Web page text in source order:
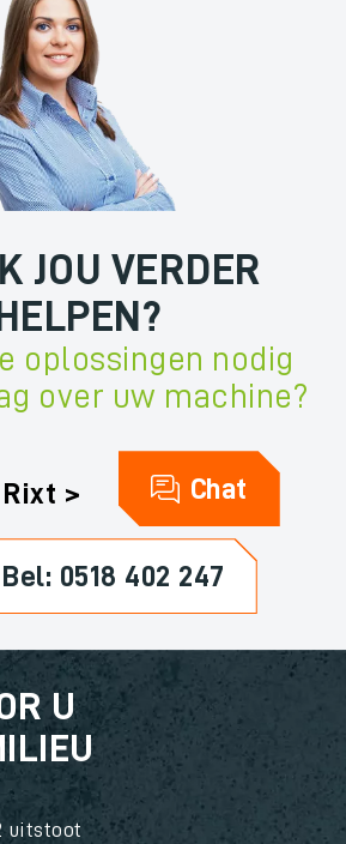
JOU VERDER
HELPEN?
oplossingen nodig
over uw machine?
> Chat
Bel: 0518 402 247
U
uitstoot